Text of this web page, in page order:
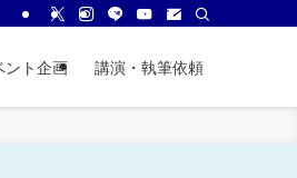
ント企画 講演・執筆依頼